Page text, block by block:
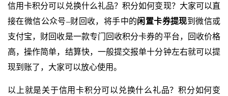
信用卡积分可以兑换什么礼品？积分如何变现？大家可以直
接在微信公众号–财回收，将手中的闲置卡券提现到微信或
支付宝，财回收是一款专门回收积分卡券的平台，回收价格
高，操作简单，结算快，一般提交报单十分钟左右就可以提
现到账了，大家可以放心使用。
以上就是关于信用卡积分可以兑换什么礼品？积分如何变